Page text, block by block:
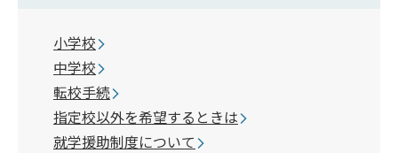
小学校
中学校
転校手続
指定校以外を希望するときは
就学援助制度について